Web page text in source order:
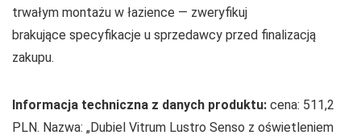
trwałym montażu w łazience — zweryfikuj
brakujące specyfikacje u sprzedawcy przed finalizacją
zakupu.
Informacja techniczna z danych produktu: cena: 511,2
PLN. Nazwa: „Dubiel Vitrum Lustro Senso z oświetleniem